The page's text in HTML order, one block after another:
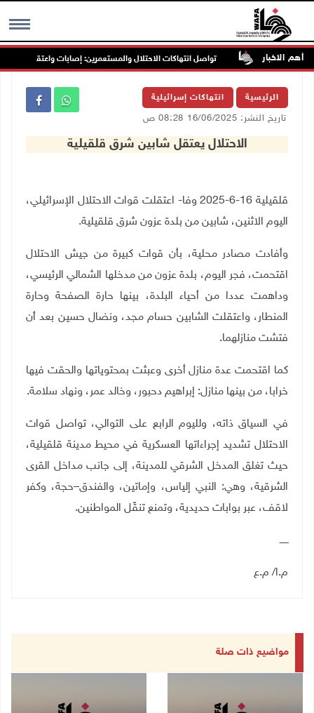
MENU أهم الاخبار
جنين تواصل انتهاكات الاحتلال والمستعمرين: إصابات واعتقالات
الرئيسية انتهاكات إسرائيلية
تاريخ النشر: 16/06/2025 08:28 ص
الاحتلال يعتقل شابين شرق قلقيلية
قلقيلية 16-6-2025 وفا- اعتقلت قوات الاحتلال الإسرائيلي،
اليوم الاثنين، شابين من بلدة عزون شرق قلقيلية.
وأفادت مصادر محلية، بأن قوات كبيرة من جيش الاحتلال
اقتحمت، فجر اليوم، بلدة عزون من مدخلها الشمالي الرئيسي،
وداهمت عددا من أحياء البلدة، بينها حارة الصفحة وحارة
المنطار، واعتقلت الشابين حسام مجد، ونضال حسين بعد أن
فتشت منازلهما.
كما اقتحمت عدة منازل أخرى وعبثت بمحتوياتها والحقت فيها
خرابا، من بينها منازل: إبراهيم دحبور، وخالد عمر، ونهاد سلامة.
في السياق ذاته، ولليوم الرابع على التوالي، تواصل قوات
الاحتلال تشديد إجراءاتها العسكرية في محيط مدينة قلقيلية،
حيث تغلق المدخل الشرقي للمدينة، إلى جانب مداخل القرى
الشرقية، وهي: النبي إلياس، وإماتين، والفندق–حجة، وكفر
لاقف، عبر بوابات حديدية، وتمنع تنقّل المواطنين.
ــــــ
م.ا/ م.ع
مواضيع ذات صلة